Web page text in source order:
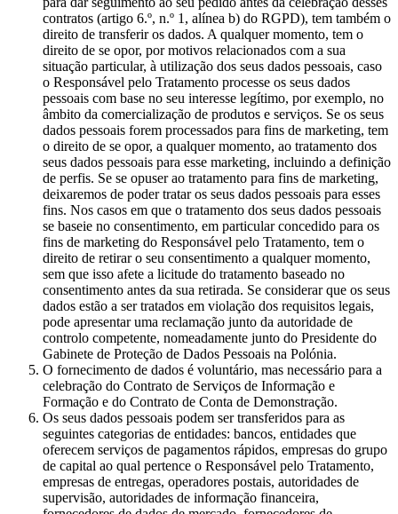
contratos (artigo 6.º, n.º 1, alínea b) do RGPD), tem também o
direito de transferir os dados. A qualquer momento, tem o
direito de se opor, por motivos relacionados com a sua
situação particular, à utilização dos seus dados pessoais, caso
o Responsável pelo Tratamento processe os seus dados
pessoais com base no seu interesse legítimo, por exemplo, no
âmbito da comercialização de produtos e serviços. Se os seus
dados pessoais forem processados para fins de marketing, tem
o direito de se opor, a qualquer momento, ao tratamento dos
seus dados pessoais para esse marketing, incluindo a definição
de perfis. Se se opuser ao tratamento para fins de marketing,
deixaremos de poder tratar os seus dados pessoais para esses
fins. Nos casos em que o tratamento dos seus dados pessoais
se baseie no consentimento, em particular concedido para os
fins de marketing do Responsável pelo Tratamento, tem o
direito de retirar o seu consentimento a qualquer momento,
sem que isso afete a licitude do tratamento baseado no
consentimento antes da sua retirada. Se considerar que os seus
dados estão a ser tratados em violação dos requisitos legais,
pode apresentar uma reclamação junto da autoridade de
controlo competente, nomeadamente junto do Presidente do
Gabinete de Proteção de Dados Pessoais na Polónia.
O fornecimento de dados é voluntário, mas necessário para a
celebração do Contrato de Serviços de Informação e
Formação e do Contrato de Conta de Demonstração.
Os seus dados pessoais podem ser transferidos para as
seguintes categorias de entidades: bancos, entidades que
oferecem serviços de pagamentos rápidos, empresas do grupo
de capital ao qual pertence o Responsável pelo Tratamento,
empresas de entregas, operadores postais, autoridades de
supervisão, autoridades de informação financeira,